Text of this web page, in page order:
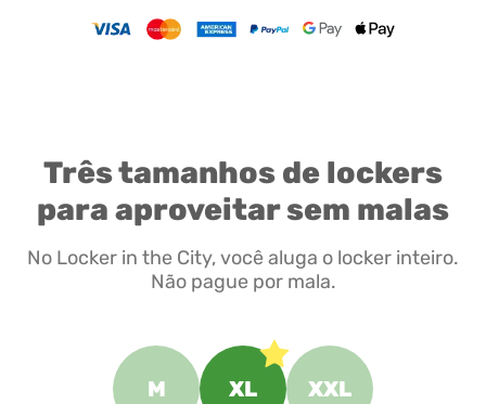
Três tamanhos de lockers
para aproveitar sem malas
No Locker in the City, você aluga o locker inteiro.
Não pague por mala.
M XL XXL